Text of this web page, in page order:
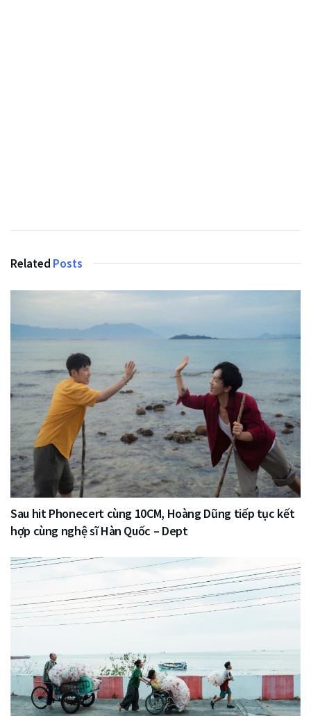
Related Posts
Sau hit Phonecert cùng 10CM, Hoàng Dũng tiếp tục kết
hợp cùng nghệ sĩ Hàn Quốc – Dept